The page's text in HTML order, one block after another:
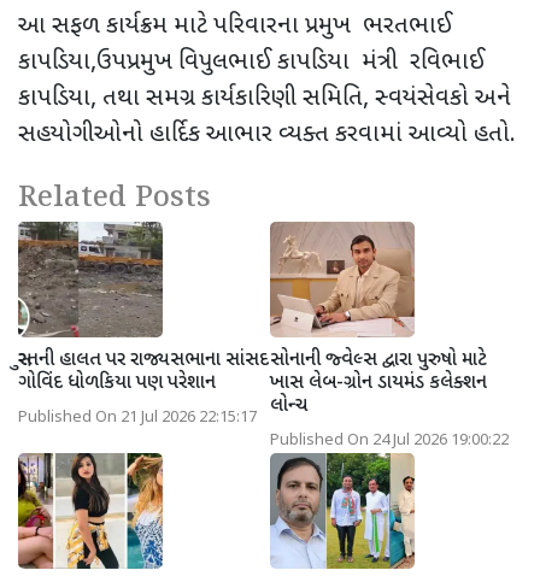
આ સફળ કાર્યક્રમ માટે પરિવારના પ્રમુખ ભરતભાઈ
કાપડિયા,ઉપપ્રમુખ વિપુલભાઈ કાપડિયા મંત્રી રવિભાઈ
કાપડિયા, તથા સમગ્ર કાર્યકારિણી સમિતિ, સ્વયંસેવકો અને
સહયોગીઓનો હાર્દિક આભાર વ્યક્ત કરવામાં આવ્યો હતો.
Related Posts
સુરતની હાલત પર રાજ્યસભાના સાંસદ
ગોવિંદ ધોળકિયા પણ પરેશાન
Published On 21 Jul 2026 22:15:17
સોનાની જ્વેલ્સ દ્વારા પુરુષો માટે
ખાસ લેબ-ગ્રોન ડાયમંડ કલેક્શન
લોન્ચ
Published On 24 Jul 2026 19:00:22